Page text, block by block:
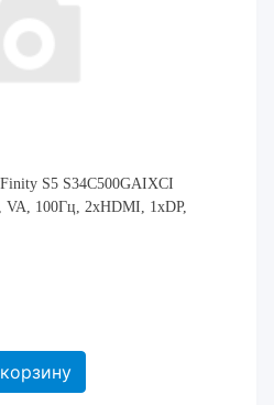
S5 S34C500GAIXCI
VA, 100Гц, 2хHDMI, 1хDP,